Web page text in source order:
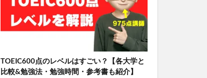
TOEIC600点のレベルはすごい？【各大学と
比較&勉強法・勉強時間・参考書も紹介】